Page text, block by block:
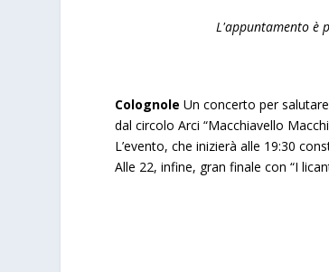
L'appuntamento è
ColognoleUn concerto per
dal circolo Arci “Macchiavello
L’evento, che inizierà alle 19:30
Alle 22, infine, gran finale con “I